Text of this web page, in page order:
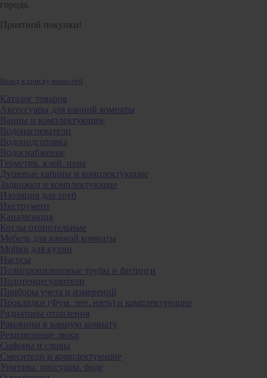
города.
Приятной покупки!
Назад к списку новостей
Каталог товаров
Аксессуары для ванной комнаты
Ванны и комплектующие
Водонагреватели
Водоподготовка
Водоснабжение
Герметик. клей. пена
Душевые кабины и комплектующие
Задвижки и комплектующие
Изоляция для труб
Инструмент
Канализация
Котлы отопительные
Мебель для ванной комнаты
Мойки для кухни
Насосы
Полипропиленовые трубы и фитинги
Полотенцесушители
Приборы учета и измерений
Прокладки (Фум. лен. нить) и комплектующие
Радиаторы отопления
Раковины в ванную комнату
Ревизионные люки
Сифоны и сливы
Смесители и комплектующие
Унитазы. писсуары. биде